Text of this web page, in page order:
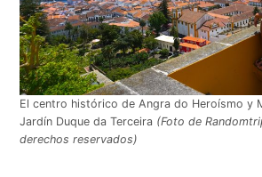
El centro histórico de Angra do Heroísmo y
Jardín Duque da Terceira (Foto de
derechos reservados)